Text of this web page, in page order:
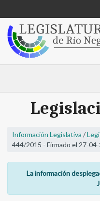
Información Legislativa /
444/2015 - Firmado el 27-
La información